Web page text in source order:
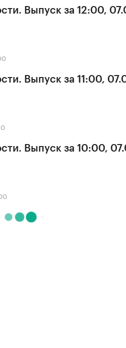
Выпуск за 12:00,
Выпуск за 11:00,
Выпуск за 10:00,